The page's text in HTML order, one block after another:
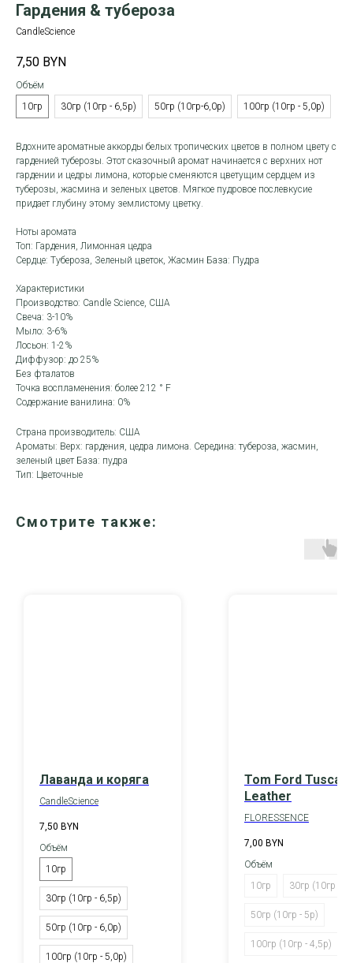
Гардения & тубероза
CandleScience
7,50 BYN
Объём
10гр
30гр (10гр - 6,5р) 50гр (10гр-6,0р) 100гр (10гр - 5,0р)
Вдохните ароматные аккорды белых тропических цветов в полном цвету с
гарденией туберозы. Этот сказочный аромат начинается с верхних нот
гардении и цедры лимона, которые сменяются цветущим сердцем из
туберозы, жасмина и зеленых цветов. Мягкое пудровое послевкусие
придает глубину этому землистому цветку.
Ноты аромата
Топ: Гардения, Лимонная цедра
Сердце: Тубероза, Зеленый цветок, Жасмин База: Пудра
Характеристики
Производство: Candle Science, США
Свеча: 3-10%
Мыло: 3-6%
Лосьон: 1-2%
Диффузор: до 25%
Без фталатов
Точка воспламенения: более 212 ° F
Содержание ванилина: 0%
Страна производитель: США
Ароматы: Верх: гардения, цедра лимона. Середина: тубероза, жасмин,
зеленый цвет База: пудра
Тип: Цветочные
Смотрите также:
Лаванда и коряга
CandleScience
7,50 BYN
Объём
10гр
30гр (10гр - 6,5р)
50гр (10гр - 6,0р)
100гр (10гр - 5,0р)
Tom Ford Tuscan
Leather
FLORESSENCE
7,00 BYN
Объём
10гр
30гр (10гр -
50гр (10гр - 5р)
100гр (10гр - 4,5р)